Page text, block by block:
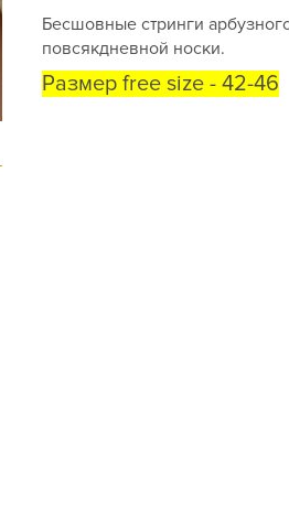
Бесшовные стринги
повсякдневной носки.
Размер free size - 42-46